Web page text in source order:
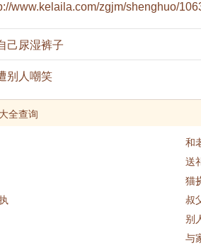
www.kelaila.com/zgjm/shenghuo/
己尿湿裤子
别人嘲笑
全查询
和
送
猫
叔
别
与